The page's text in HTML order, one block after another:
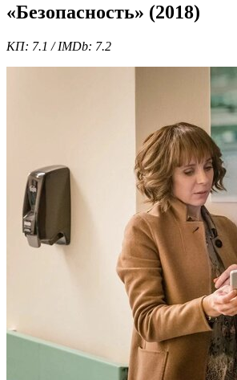
«Безопасность» (2018)
КП: 7.1 / IMDb: 7.2